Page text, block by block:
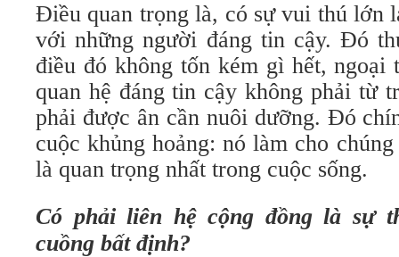
Điều quan trọng là, có sự vui thú lớn
với những người đáng tin cậy. Đó
điều đó không tốn kém gì hết,
quan hệ đáng tin cậy không phải từ
phải được ân cần nuôi dưỡng. Đó
cuộc khủng hoảng: nó làm cho
là quan trọng nhất trong cuộc sống.
Có phải liên hệ cộng đồng là sự
cuồng bất định?